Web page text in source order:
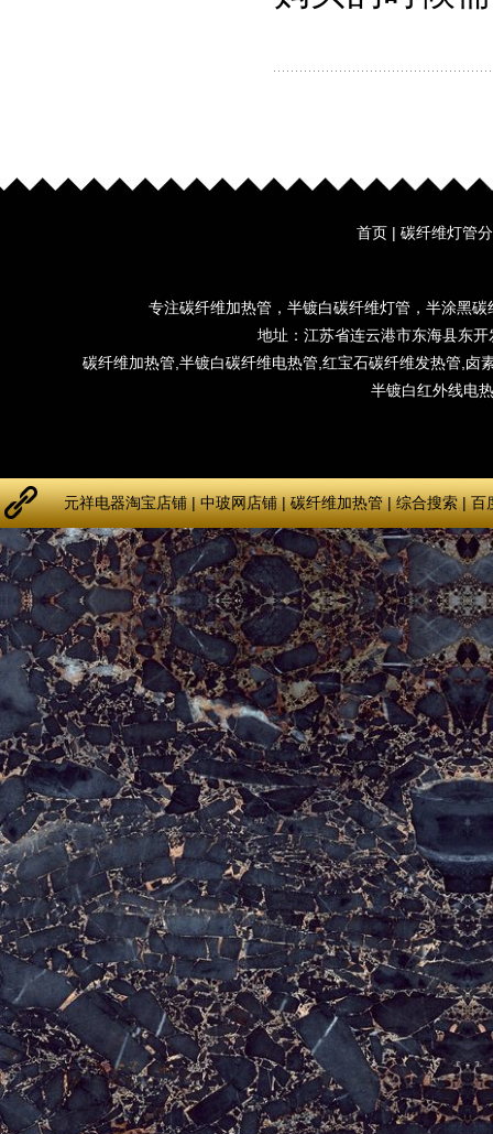
首页 | 碳纤维灯管
专注碳纤维加热管，半镀白碳纤维灯管，半涂黑
地址：江苏省连云港市东海县东
碳纤维加热管 半镀白碳纤维电热管 红宝石碳纤维发热管 卤
半镀白红外线电
元祥电器淘宝店铺|中玻网店铺|碳纤维加热管|综合搜索|百